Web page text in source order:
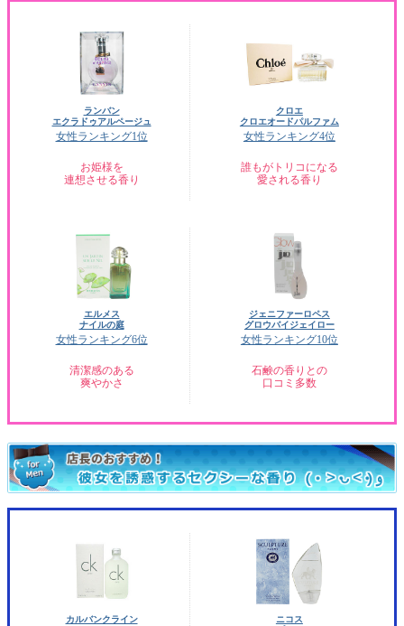
ランバン
エクラドゥアルページュ
女性ランキング1位
お姫様を
連想させる香り
クロエ
クロエオードパルファム
女性ランキング4位
誰もがトリコになる
愛される香り
エルメス
ナイルの庭
女性ランキング6位
清潔感のある
爽やかさ
ジェニファーロペス
グロウバイジェイロー
女性ランキング10位
石鹸の香りとの
口コミ多数
カルバンクライン
ニコス